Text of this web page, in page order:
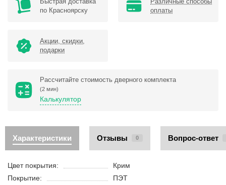
по Красноярску
оплаты
Акции, скидки,
подарки
Рассчитайте стоимость дверного комплекта
(2 мин)
Калькулятор
Характеристики Отзывы 0 Вопрос-ответ
Цвет покрытия:
Крим
Покрытие:
ПЭТ